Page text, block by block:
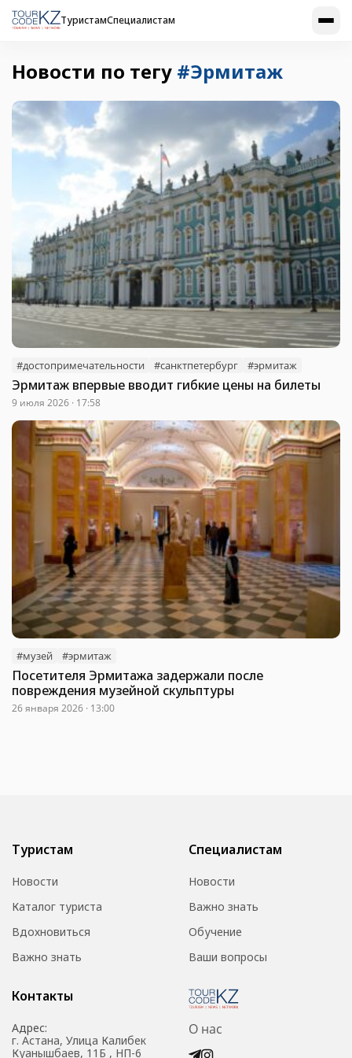
ТуристамСпециалистам
Новости по тегу #Эрмитаж
#достопримечательности #санктпетербург #эрмитаж
Эрмитаж впервые вводит гибкие цены на билеты
9 июля 2026 · 17:58
#музей #эрмитаж
Посетителя Эрмитажа задержали после
повреждения музейной скульптуры
26 января 2026 · 13:00
Туристам
Новости
Каталог туриста
Вдохновиться
Важно знать
Специалистам
Новости
Важно знать
Обучение
Ваши вопросы
Контакты
Адрес:
г. Астана, Улица Калибек
Куанышбаев, 11Б , НП-6
О нас